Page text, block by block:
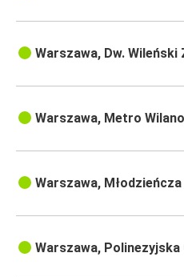
Warszawa, Dw. Wileński
Warszawa, Metro
Warszawa,
Warszawa, Polinezyjska